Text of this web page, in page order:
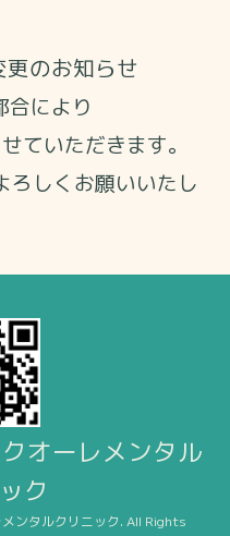
のお知らせ
合により
ていただきます。
ろしくお願いいたし
オーレメンタル
ク
ンタルクリニック. All Rights